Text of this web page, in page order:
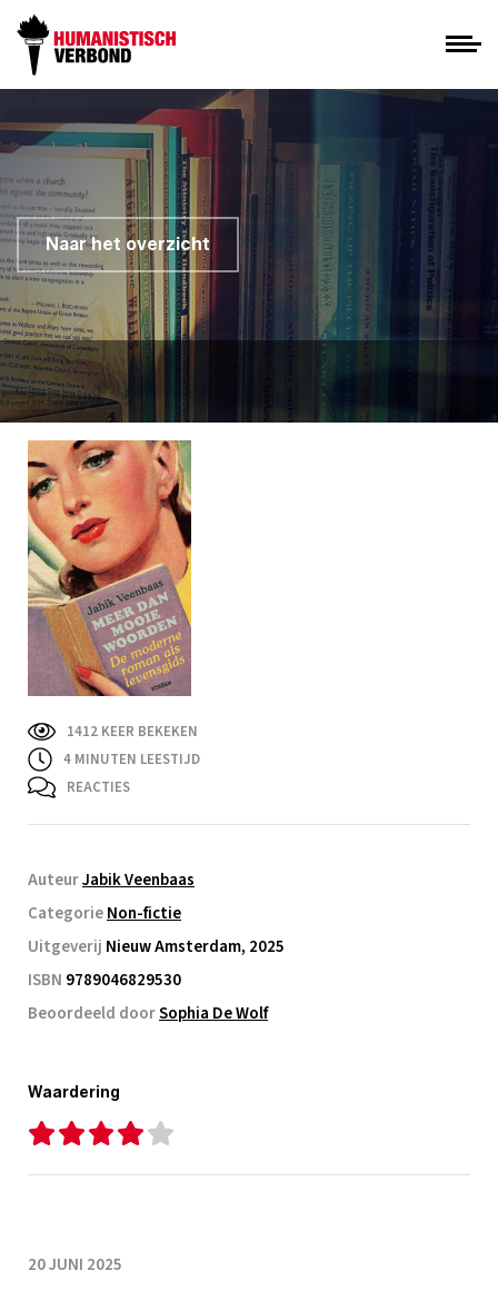
Naar het overzicht
1412 KEER BEKEKEN
4 MINUTEN LEESTIJD
REACTIES
AuteurJabik Veenbaas
CategorieNon-fictie
Uitgeverij Nieuw Amsterdam, 2025
ISBN 9789046829530
Beoordeeld doorSophia De Wolf
Waardering
20 JUNI 2025